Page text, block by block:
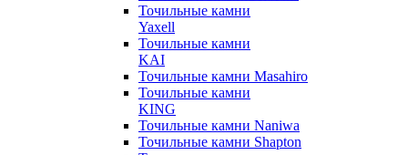
Точильные камни
Yaxell
Точильные камни
KAI
Точильные камни Masahiro
Точильные камни
KING
Точильные камни Naniwa
Точильные камни Shapton